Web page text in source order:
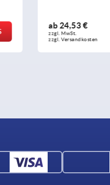
ab 7,80 €
zzgl. MwSt.
zzgl. Versandkosten